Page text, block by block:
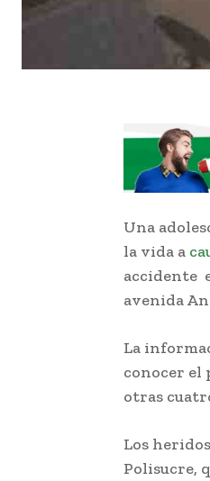
Una
la vida a
accidente
avenida
La
conocer el
otras
Los
Polisucre,